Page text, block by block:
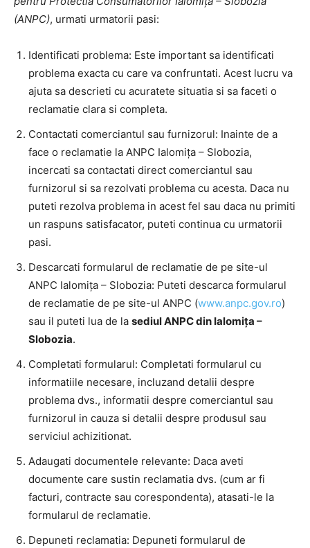
(ANPC), urmati urmatorii pasi:
Identificati problema: Este important sa identificati
problema exacta cu care va confruntati. Acest lucru va
ajuta sa descrieti cu acuratete situatia si sa faceti o
reclamatie clara si completa.
Contactati comerciantul sau furnizorul: Inainte de a
face o reclamatie la ANPC Ialomița – Slobozia,
incercati sa contactati direct comerciantul sau
furnizorul si sa rezolvati problema cu acesta. Daca nu
puteti rezolva problema in acest fel sau daca nu primiti
un raspuns satisfacator, puteti continua cu urmatorii
pasi.
Descarcati formularul de reclamatie de pe site-ul
ANPC Ialomița – Slobozia: Puteti descarca formularul
de reclamatie de pe site-ul ANPC (www.anpc.gov.ro)
sau il puteti lua de la sediul ANPC din Ialomița –
Slobozia.
Completati formularul: Completati formularul cu
informatiile necesare, incluzand detalii despre
problema dvs., informatii despre comerciantul sau
furnizorul in cauza si detalii despre produsul sau
serviciul achizitionat.
Adaugati documentele relevante: Daca aveti
documente care sustin reclamatia dvs. (cum ar fi
facturi, contracte sau corespondenta), atasati-le la
formularul de reclamatie.
Depuneti reclamatia: Depuneti formularul de